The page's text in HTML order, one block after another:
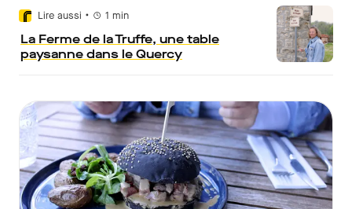
Lire aussi • 1 min
La Ferme de la Truffe, une table
paysanne dans le Quercy